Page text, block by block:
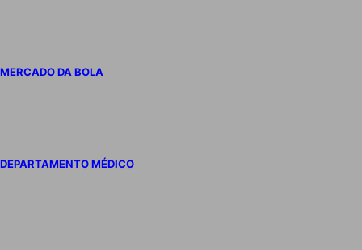
MERCADO DA BOLA
DEPARTAMENTO MÉDICO